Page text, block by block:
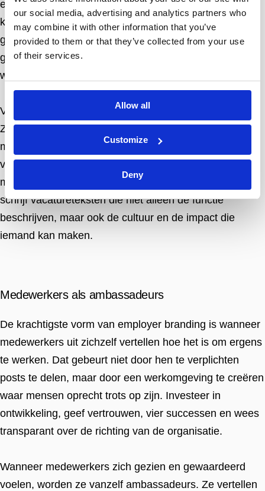
our social media, advertising and analytics partners who
may combine it with other information that you’ve
provided to them or that they’ve collected from your use
of their services.
Allow all
Customize
Deny
en duur traject te zijn. Begin met de basis: breng in
kaart wat je als werkgever uniek maakt. Voer
gesprekken met medewerkers, inventariseer wat goed
gaat en waar kansen liggen. Formuleer van daaruit een
werkgeversbelofte die eerlijk en onderscheidend is.
Vertaal die belofte vervolgens naar zichtbare uitingen.
Zorg dat je werkenbij-pagina het verhaal vertelt. Laat
medewerkers aan het woord, niet in geregisseerde
video’s, maar in oprechte verhalen. Gebruik social
media om een kijkje te geven achter de schermen. En
schrijf vacatureteksten die niet alleen de functie
beschrijven, maar ook de cultuur en de impact die
iemand kan maken.
Medewerkers als ambassadeurs
De krachtigste vorm van employer branding is wanneer
medewerkers uit zichzelf vertellen hoe het is om ergens
te werken. Dat gebeurt niet door hen te verplichten
posts te delen, maar door een werkomgeving te creëren
waar mensen oprecht trots op zijn. Investeer in
ontwikkeling, geef vertrouwen, vier successen en wees
transparant over de richting van de organisatie.
Wanneer medewerkers zich gezien en gewaardeerd
voelen, worden ze vanzelf ambassadeurs. Ze vertellen